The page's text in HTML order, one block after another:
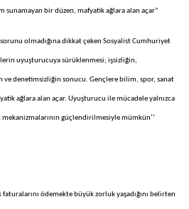
sunamayan bir düzen, mafyatik ağlara alan açar”
olmadığına dikkat çeken Sosyalist Cumhuriyet
uyuşturucuya sürüklenmesi; işsizliğin,
denetimsizliğin sonucu. Gençlere bilim, spor, sanat
ağlara alan açar. Uyuşturucu ile mücadele yalnızca
güçlendirilmesiyle mümkün’’
ödemekte büyük zorluk yaşadığını belirten